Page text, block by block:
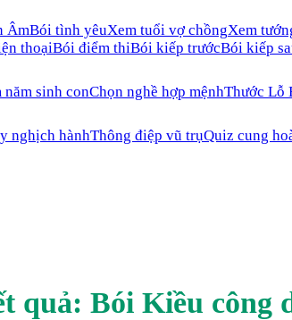
ÂmBói tình yêuXem tuổi vợ chồngXem
thoạiBói điểm thiBói kiếp trướcBói kiếp
năm sinh conChọn nghề hợp mệnhThước Lỗ
nghịch hànhThông điệp vũ trụQuiz cung
quả: Bói Kiều công